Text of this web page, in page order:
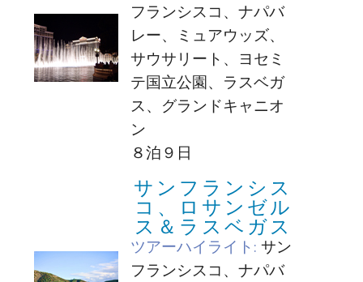
フランシスコ、ナパバ
レー、ミュアウッズ、
サウサリート、ヨセミ
テ国立公園、ラスベガ
ス、グランドキャニオ
ン
８泊９日
サンフランシス
コ、ロサンゼル
ス＆ラスベガス
ツアーハイライト: サン
フランシスコ、ナパバ